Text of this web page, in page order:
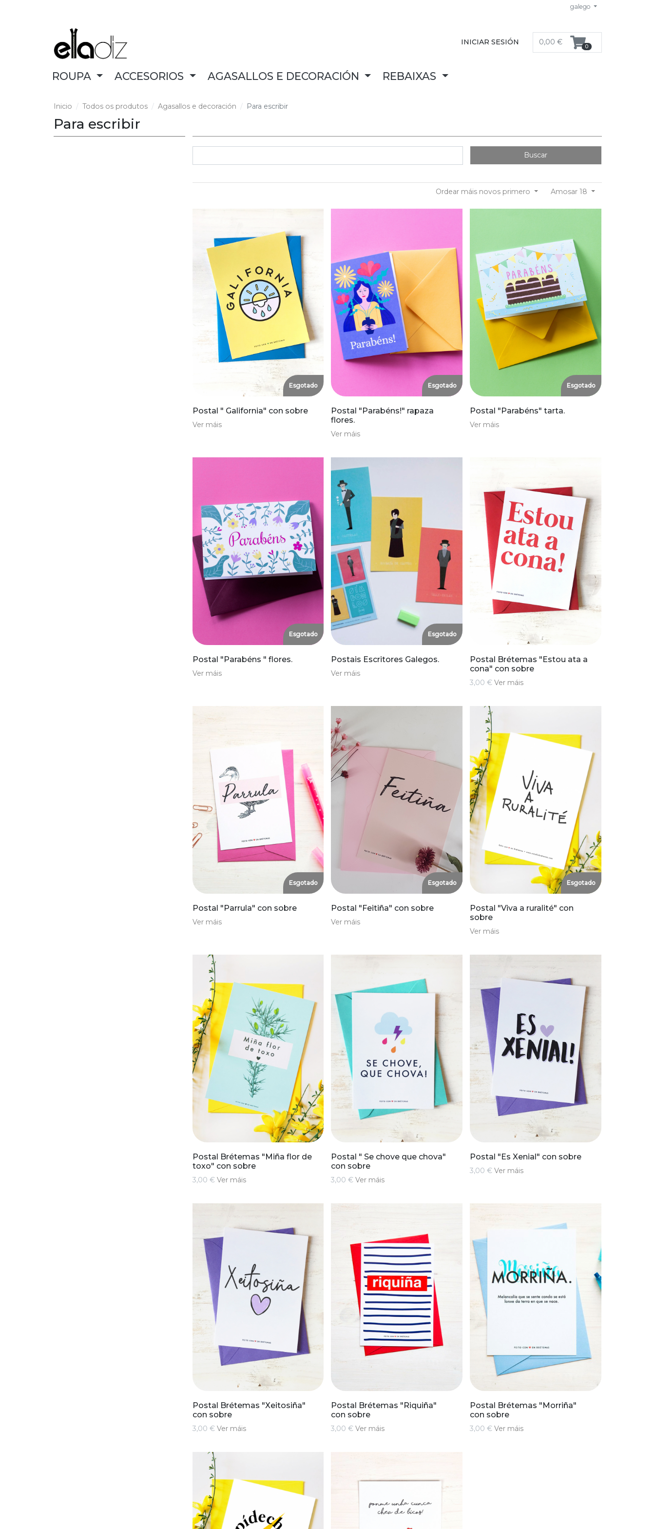
galego
INICIAR SESIÓN 0,00 € 0
ROUPA ACCESORIOS AGASALLOS E DECORACIÓN REBAIXAS
Inicio Todos os produtos Agasallos e decoración Para escribir
Para escribir
Buscar
Amosar 18
Ordear máis novos primero
Esgotado
Postal " Galifornia" con sobre
Ver máis
Esgotado
Postal "Parabéns!" rapaza
flores.
Ver máis
Esgotado
Postal "Parabéns" tarta.
Ver máis
Esgotado
Postal "Parabéns " flores.
Ver máis
Esgotado
Postais Escritores Galegos.
Ver máis
Postal Brétemas "Estou ata a
cona" con sobre
3,00 €Ver máis
Esgotado
Postal "Parrula" con sobre
Ver máis
Esgotado
Postal "Feitiña" con sobre
Ver máis
Esgotado
Postal "Viva a ruralité" con
sobre
Ver máis
Postal Brétemas "Miña flor de
toxo" con sobre
3,00 € Ver máis
Postal " Se chove que chova"
con sobre
3,00 €Ver máis
Postal "Es Xenial" con sobre
3,00 €Ver máis
Postal Brétemas "Xeitosiña"
con sobre
3,00 € Ver máis
Postal Brétemas "Riquiña"
con sobre
3,00 €Ver máis
Postal Brétemas "Morriña"
con sobre
3,00 €Ver máis